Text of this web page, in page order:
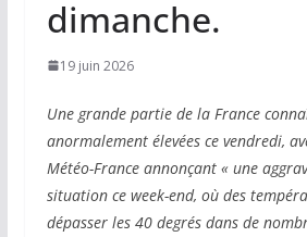
dimanche.
19 juin 2026
Une grande partie de la France
anormalement élevées ce vendredi,
Météo-France annonçant « une
situation ce week-end, où des
dépasser les 40 degrés dans de